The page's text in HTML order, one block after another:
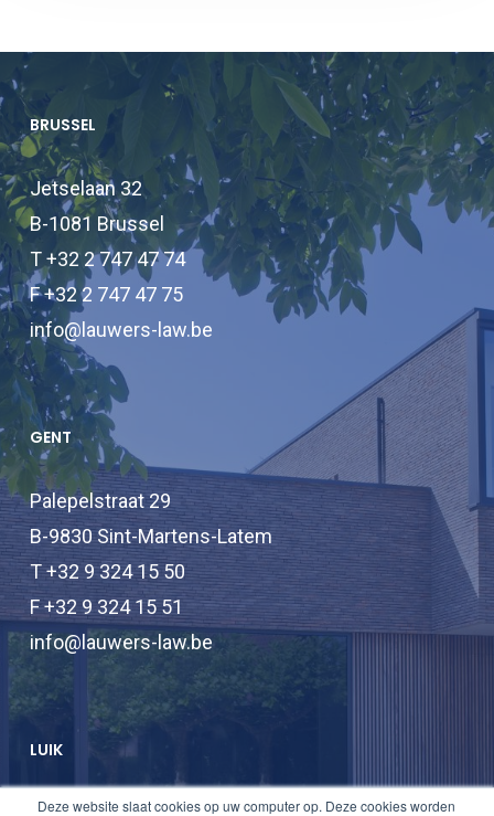
Deze website slaat cookies op uw computer op. Deze cookies worden
BRUSSEL
Jetselaan 32
B-1081 Brussel
T +32 2 747 47 74
F +32 2 747 47 75
info@lauwers-law.be
GENT
Palepelstraat 29
B-9830 Sint-Martens-Latem
T +32 9 324 15 50
F +32 9 324 15 51
info@lauwers-law.be
LUIK